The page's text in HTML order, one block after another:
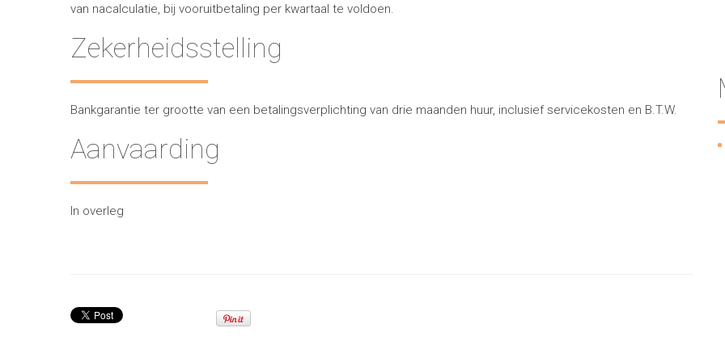
van nacalculatie, bij vooruitbetaling per kwartaal te voldoen.
Zekerheidsstelling
Bankgarantie ter grootte van een betalingsverplichting van drie maanden huur, inclusief servicekosten en B.T.W.
Aanvaarding
In overleg